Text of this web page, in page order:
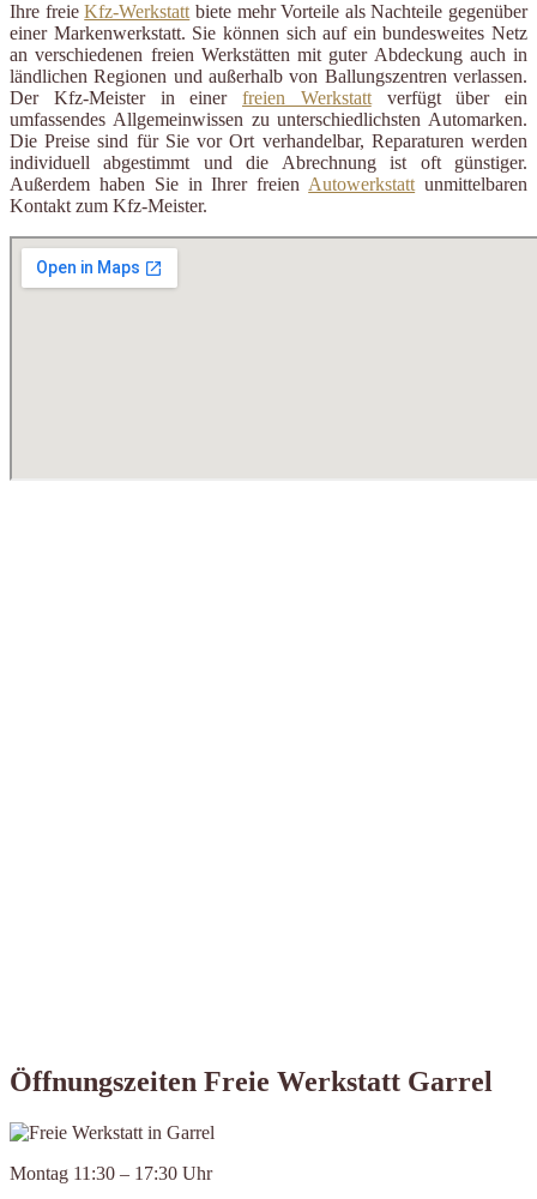
Ihre freieKfz-Werkstattbiete mehr Vorteile als Nachteile gegenüber
einer Markenwerkstatt. Sie können sich auf ein bundesweites Netz
an verschiedenen freien Werkstätten mit guter Abdeckung auch in
ländlichen Regionen und außerhalb von Ballungszentren verlassen.
Der Kfz-Meister in einer freien Werkstattverfügt über ein
umfassendes Allgemeinwissen zu unterschiedlichsten Automarken.
Die Preise sind für Sie vor Ort verhandelbar, Reparaturen werden
individuell abgestimmt und die Abrechnung ist oft günstiger.
Außerdem haben Sie in Ihrer freienAutowerkstattunmittelbaren
Kontakt zum Kfz-Meister.
Öffnungszeiten Freie Werkstatt Garrel
Montag 11:30 – 17:30 Uhr